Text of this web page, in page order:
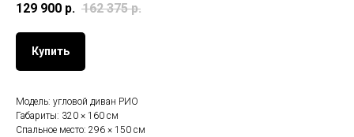
129 900 р. 162 375 р.
Купить
Модель: угловой диван РИО
Габариты: 320 × 160 см
Спальное место: 296 × 150 см